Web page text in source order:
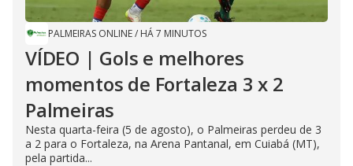
PALMEIRAS ONLINE/ HÁ 7 MINUTOS
VÍDEO | Gols e melhores
momentos de Fortaleza 3 x 2
Palmeiras
Nesta quarta-feira (5 de agosto), o Palmeiras perdeu de 3
a 2 para o Fortaleza, na Arena Pantanal, em Cuiabá (MT),
pela partida...